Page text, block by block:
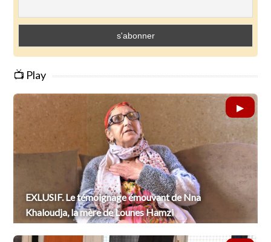
📺 Play
EXLUSIF. Le témoignage émouvant de Nna
Khaloudja, la mère de Lounes Hamzi